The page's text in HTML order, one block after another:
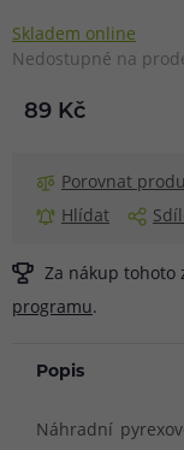
Skladem online
Nedostupné na
89 Kč
Porovnat
Hlídat
Za nákup tohoto
programu.
Popis
Náhradní